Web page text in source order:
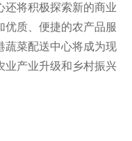
还将积极探索新的商业
优质、便捷的农产品服
蔬菜配送中心将成为现
业产业升级和乡村振兴